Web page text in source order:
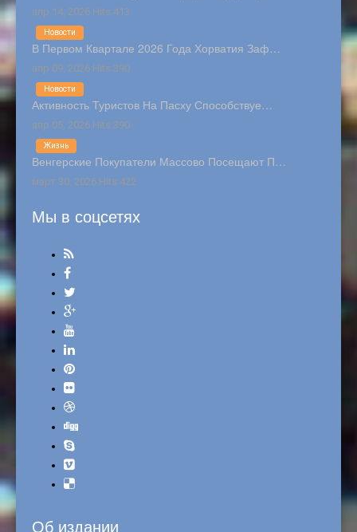
апр 14, 2026 Hits:413
В Первом Квартале 2026 Года Хорватия Заф…
апр 09, 2026 Hits:390
Новости
Активность Туристов На Пасху Способствуе…
апр 05, 2026 Hits:390
Новости
Венгерские Покупатели Массово Посещают П…
март 30, 2026 Hits:422
Жизнь
Мы в соцсетях
Об издании